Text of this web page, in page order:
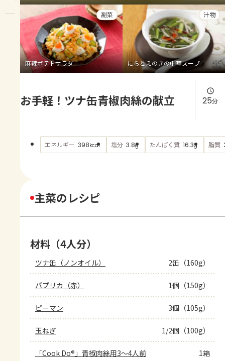
トーク
よくあるお問い合わせ
お買い物
AJINOMOTO PARK とは
麻辣ポテトサラダ
副菜
にらとえのきの中華スープ
汁物
お手軽！ツナ缶青椒肉絲の献立 25分
エネルギー 398kcal 塩分 3.8g たんぱく質 16.3g 脂質
主菜のレシピ
材料（4人分）
ツナ缶（ノンオイル） 2缶（160g）
パプリカ（赤） 1個（150g）
ピーマン 3個（105g）
玉ねぎ 1/2個（100g）
「Cook Do®」青椒肉絲用3～4人前 1箱